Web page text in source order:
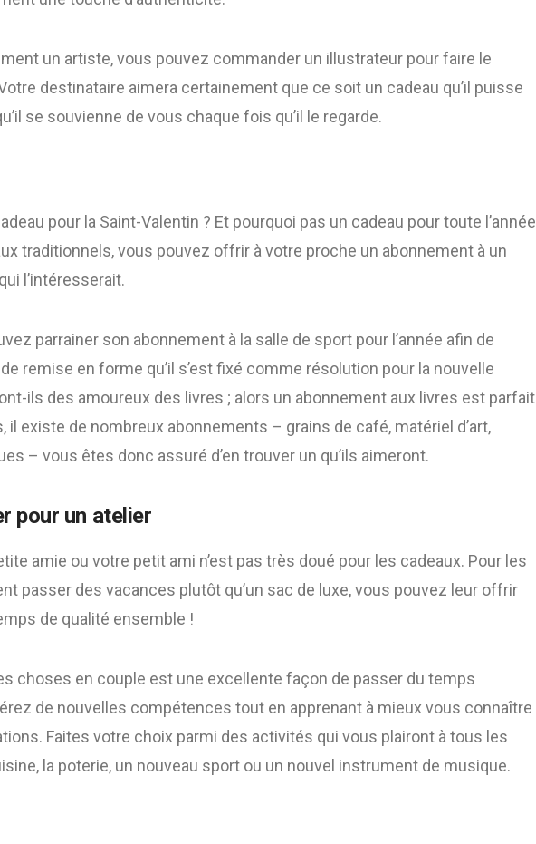
un artiste, vous pouvez commander un illustrateur pour faire le
destinataire aimera certainement que ce soit un cadeau qu’il puisse
se souvienne de vous chaque fois qu’il le regarde.
pour la Saint-Valentin ? Et pourquoi pas un cadeau pour toute l’année
traditionnels, vous pouvez offrir à votre proche un abonnement à un
l’intéresserait.
parrainer son abonnement à la salle de sport pour l’année afin de
remise en forme qu’il s’est fixé comme résolution pour la nouvelle
ils des amoureux des livres ; alors un abonnement aux livres est parfait
il existe de nombreux abonnements – grains de café, matériel d’art,
– vous êtes donc assuré d’en trouver un qu’ils aimeront.
pour un atelier
amie ou votre petit ami n’est pas très doué pour les cadeaux. Pour les
passer des vacances plutôt qu’un sac de luxe, vous pouvez leur offrir
de qualité ensemble !
choses en couple est une excellente façon de passer du temps
de nouvelles compétences tout en apprenant à mieux vous connaître
Faites votre choix parmi des activités qui vous plairont à tous les
la poterie, un nouveau sport ou un nouvel instrument de musique.